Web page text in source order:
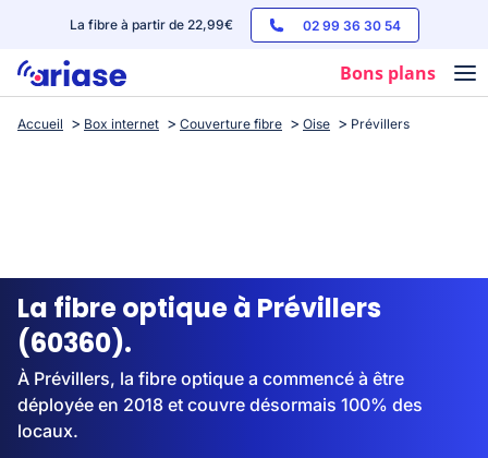
La fibre à partir de 22,99€ 02 99 36 30 54
Bons plans
Box internet
Streaming
Accueil Box internet Couverture fibre Oise Prévillers
La fibre optique à Prévillers
(60360).
À Prévillers, la fibre optique a commencé à être
déployée en 2018 et couvre désormais 100% des
locaux.